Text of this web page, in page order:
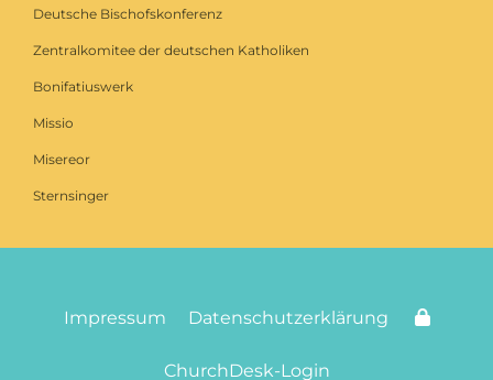
Deutsche Bischofskonferenz
Zentralkomitee der deutschen Katholiken
Bonifatiuswerk
Missio
Misereor
Sternsinger
Impressum Datenschutzerklärung
ChurchDesk-Login